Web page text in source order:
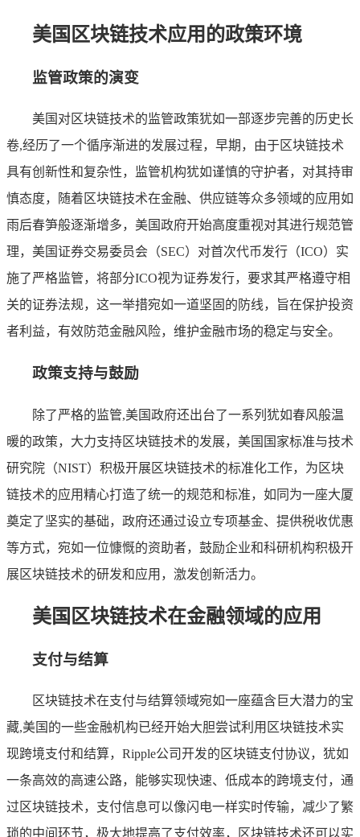
美国区块链技术应用的政策环境
监管政策的演变
美国对区块链技术的监管政策犹如一部逐步完善的历史长
卷,经历了一个循序渐进的发展过程，早期，由于区块链技术
具有创新性和复杂性，监管机构犹如谨慎的守护者，对其持审
慎态度，随着区块链技术在金融、供应链等众多领域的应用如
雨后春笋般逐渐增多，美国政府开始高度重视对其进行规范管
理，美国证券交易委员会（SEC）对首次代币发行（ICO）实
施了严格监管，将部分ICO视为证券发行，要求其严格遵守相
关的证券法规，这一举措宛如一道坚固的防线，旨在保护投资
者利益，有效防范金融风险，维护金融市场的稳定与安全。
政策支持与鼓励
除了严格的监管,美国政府还出台了一系列犹如春风般温
暖的政策，大力支持区块链技术的发展，美国国家标准与技术
研究院（NIST）积极开展区块链技术的标准化工作，为区块
链技术的应用精心打造了统一的规范和标准，如同为一座大厦
奠定了坚实的基础，政府还通过设立专项基金、提供税收优惠
等方式，宛如一位慷慨的资助者，鼓励企业和科研机构积极开
展区块链技术的研发和应用，激发创新活力。
美国区块链技术在金融领域的应用
支付与结算
区块链技术在支付与结算领域宛如一座蕴含巨大潜力的宝
藏,美国的一些金融机构已经开始大胆尝试利用区块链技术实
现跨境支付和结算，Ripple公司开发的区块链支付协议，犹如
一条高效的高速公路，能够实现快速、低成本的跨境支付，通
过区块链技术，支付信息可以像闪电一样实时传输，减少了繁
琐的中间环节，极大地提高了支付效率，区块链技术还可以实